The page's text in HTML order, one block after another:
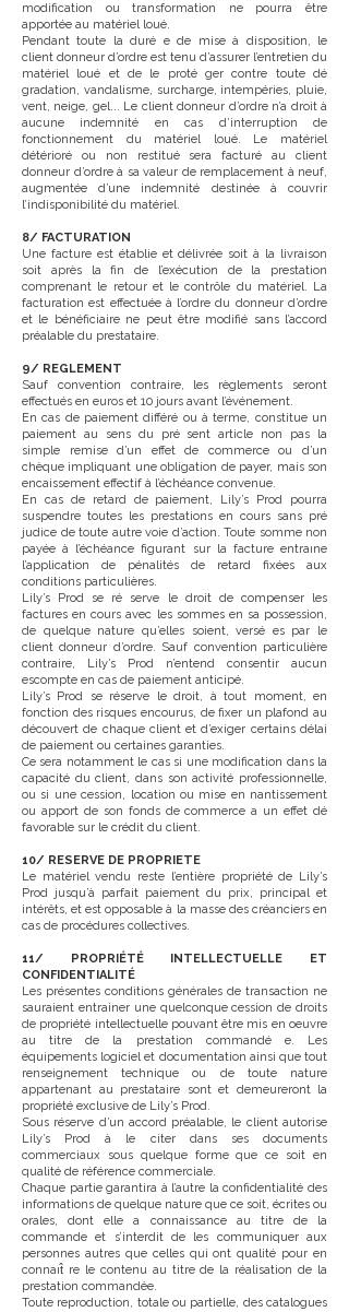
modification ou transformation ne pourra être
apportée au matériel loué.
Pendant toute la duré e de mise à disposition, le
client donneur d’ordre est tenu d’assurer l’entretien du
matériel loué et de le proté ger contre toute dé
gradation, vandalisme, surcharge, intempéries, pluie,
vent, neige, gel... Le client donneur d’ordre n’a droit à
aucune indemnité en cas d’interruption de
fonctionnement du matériel loué. Le matériel
détérioré ou non restitué sera facturé au client
donneur d’ordre à sa valeur de remplacement à neuf,
augmentée d’une indemnité destinée à couvrir
l’indisponibilité du matériel.
8/ FACTURATION
Une facture est établie et délivrée soit à la livraison
soit après la fin de l’exécution de la prestation
comprenant le retour et le contrôle du matériel. La
facturation est effectuée à l’ordre du donneur d’ordre
et le bénéficiaire ne peut être modifié sans l’accord
préalable du prestataire.
9/ REGLEMENT
Sauf convention contraire, les règlements seront
effectués en euros et 10 jours avant l’événement.
En cas de paiement différé ou à terme, constitue un
paiement au sens du pré sent article non pas la
simple remise d’un effet de commerce ou d’un
chèque impliquant une obligation de payer, mais son
encaissement effectif à l’échéance convenue.
En cas de retard de paiement, Lily’s Prod pourra
suspendre toutes les prestations en cours sans pré
judice de toute autre voie d’action. Toute somme non
payée à l’échéance figurant sur la facture entraıne
l’application de pénalités de retard fixées aux
conditions particulières.
Lily’s Prod se ré serve le droit de compenser les
factures en cours avec les sommes en sa possession,
de quelque nature qu’elles soient, versé es par le
client donneur d’ordre. Sauf convention particulière
contraire, Lily’s Prod n’entend consentir aucun
escompte en cas de paiement anticipé.
Lily’s Prod se réserve le droit, à tout moment, en
fonction des risques encourus, de fixer un plafond au
découvert de chaque client et d’exiger certains délai
de paiement ou certaines garanties.
Ce sera notamment le cas si une modification dans la
capacité du client, dans son activité professionnelle,
ou si une cession, location ou mise en nantissement
ou apport de son fonds de commerce a un effet dé
favorable sur le crédit du client.
10/ RESERVE DE PROPRIETE
Le matériel vendu reste l’entière propriété de Lily’s
Prod jusqu’à parfait paiement du prix, principal et
intérêts, et est opposable à la masse des créanciers en
cas de procédures collectives.
11/ PROPRIÉTÉ INTELLECTUELLE ET
CONFIDENTIALITÉ
Les présentes conditions générales de transaction ne
sauraient entrainer une quelconque cession de droits
de propriété intellectuelle pouvant être mis en oeuvre
au titre de la prestation commandé e. Les
équipements logiciel et documentation ainsi que tout
renseignement technique ou de toute nature
appartenant au prestataire sont et demeureront la
propriété exclusive de Lily’s Prod.
Sous réserve d’un accord préalable, le client autorise
Lily’s Prod à le citer dans ses documents
commerciaux sous quelque forme que ce soit en
qualité de référence commerciale.
Chaque partie garantira à l’autre la confidentialité des
informations de quelque nature que ce soit, écrites ou
orales, dont elle a connaissance au titre de la
commande et s’interdit de les communiquer aux
personnes autres que celles qui ont qualité pour en
connaıt̂ re le contenu au titre de la réalisation de la
prestation commandée.
Toute reproduction, totale ou partielle, des catalogues